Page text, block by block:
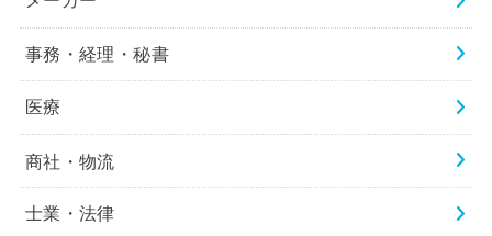
事務・経理・秘書
医療
商社・物流
士業・法律